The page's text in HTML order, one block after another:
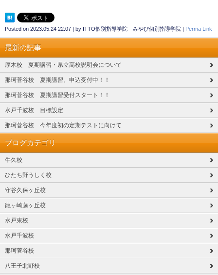
Posted on 2023.05.24 22:07 | by ITTO個別指導学院 みやび個別指導学院 | Perma Link
最新の記事
厚木校 夏期講習・県立高校説明会について
那珂菅谷校 夏期講習、申込受付中！！
那珂菅谷校 夏期講習受付スタート！！
水戸千波校 目標設定
那珂菅谷校 今年度初の定期テストに向けて
ブログカテゴリ
牛久校
ひたち野うしく校
守谷久保ヶ丘校
龍ヶ崎藤ヶ丘校
水戸東校
水戸千波校
那珂菅谷校
八王子北野校